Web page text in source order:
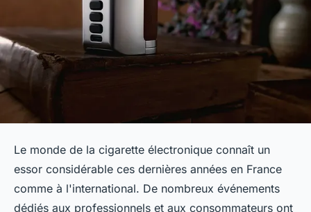
Le monde de la cigarette électronique connaît un
essor considérable ces dernières années en France
comme à l'international. De nombreux événements
dédiés aux professionnels et aux consommateurs ont